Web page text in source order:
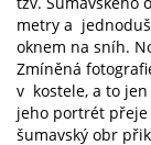
metry a
oknem na sníh.
Zmíněná
v kostele, a to
jeho portrét přeje
šumavský obr